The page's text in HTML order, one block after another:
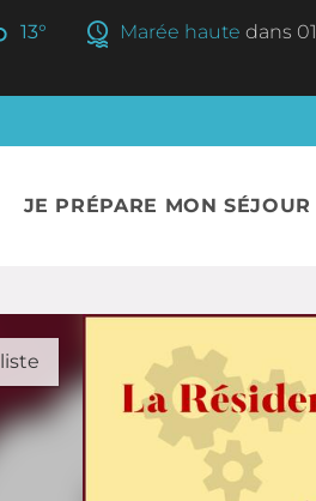
13° Marée haute dans 01
JE PRÉPARE MON SÉJOUR